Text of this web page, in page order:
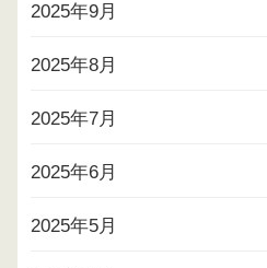
2025年9月
2025年8月
2025年7月
2025年6月
2025年5月